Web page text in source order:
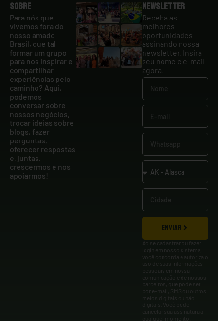
Sobre
Para nós que
vivemos fora do
nosso amado
Brasil, que tal
formar um grupo
para nos inspirar e
compartilhar
experiências pelo
caminho? Aqui,
podemos
conversar sobre
nossos negócios,
trocar ideias sobre
blogs, fazer
perguntas,
oferecer respostas
e, juntas,
crescermos e nos
apoiarmos!
Newsletter
Receba as
melhores
oportunidades
assinando nossa
newsletter. Insira
seu nome e e-mail
agora!
ENVIAR
Ao se cadastrar ou fazer
login em nosso sistema,
você concorda e autoriza o
uso de suas informações
pessoais em nossa
comunicação e de nossos
parceiros, que pode ser
por e-mail, SMS ou outros
meios digitais ou não
digitais. Você pode
cancelar sua assinatura a
qualquer momento.